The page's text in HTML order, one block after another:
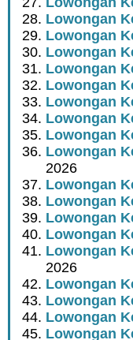
Lowongan
Lowongan
Lowongan
Lowongan
Lowongan
Lowongan
Lowongan
Lowongan
Lowongan
2026
Lowongan
Lowongan
Lowongan
Lowongan
Lowongan
2026
Lowongan
Lowongan
Lowongan
Lowongan